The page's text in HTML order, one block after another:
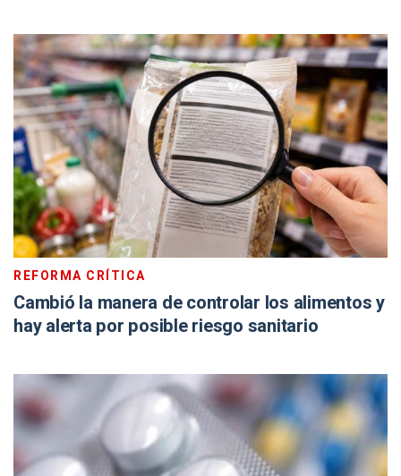
REFORMA CRÍTICA
Cambió la manera de controlar los alimentos y
hay alerta por posible riesgo sanitario